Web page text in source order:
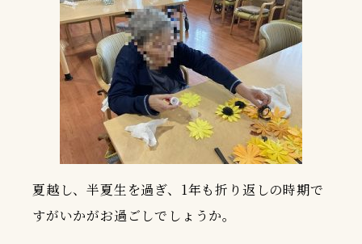
夏越し、半夏生を過ぎ、1年も折り返しの時期で
すがいかがお過ごしでしょうか。